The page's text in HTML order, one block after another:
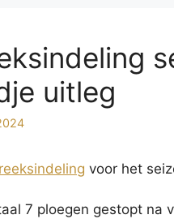
uitleg
reeksindeling voor het
7 ploegen gestopt na